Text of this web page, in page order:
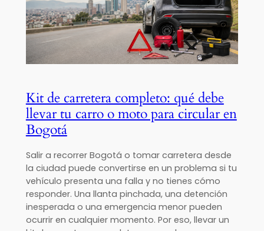
Kit de carretera completo: qué debe
llevar tu carro o moto para circular en
Bogotá
Salir a recorrer Bogotá o tomar carretera desde
la ciudad puede convertirse en un problema si tu
vehículo presenta una falla y no tienes cómo
responder. Una llanta pinchada, una detención
inesperada o una emergencia menor pueden
ocurrir en cualquier momento. Por eso, llevar un